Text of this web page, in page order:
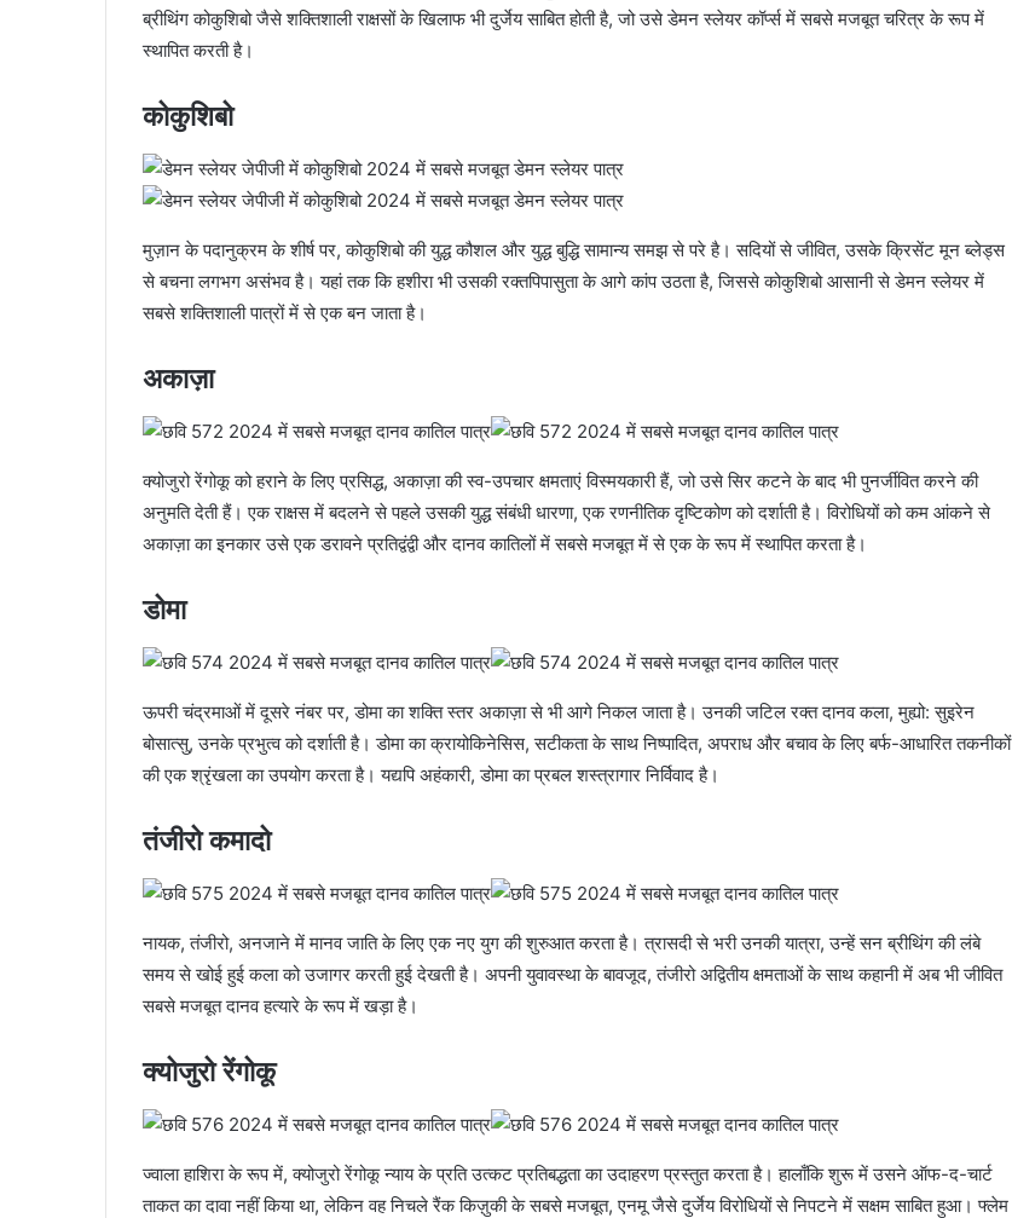
ब्रीथिंग कोकुशिबो जैसे शक्तिशाली राक्षसों के खिलाफ भी दुर्जेय साबित होती है, जो उसे डेमन स्लेयर कॉर्प्स में सबसे मजबूत चरित्र के रूप में
स्थापित करती है।
कोकुशिबो
मुज़ान के पदानुक्रम के शीर्ष पर, कोकुशिबो की युद्ध कौशल और युद्ध बुद्धि सामान्य समझ से परे है। सदियों से जीवित, उसके क्रिसेंट मून ब्लेड्स
से बचना लगभग असंभव है। यहां तक ​​कि हशीरा भी उसकी रक्तपिपासुता के आगे कांप उठता है, जिससे कोकुशिबो आसानी से डेमन स्लेयर में
सबसे शक्तिशाली पात्रों में से एक बन जाता है।
अकाज़ा
क्योजुरो रेंगोकू को हराने के लिए प्रसिद्ध, अकाज़ा की स्व-उपचार क्षमताएं विस्मयकारी हैं, जो उसे सिर कटने के बाद भी पुनर्जीवित करने की
अनुमति देती हैं। एक राक्षस में बदलने से पहले उसकी युद्ध संबंधी धारणा, एक रणनीतिक दृष्टिकोण को दर्शाती है। विरोधियों को कम आंकने से
अकाज़ा का इनकार उसे एक डरावने प्रतिद्वंद्वी और दानव कातिलों में सबसे मजबूत में से एक के रूप में स्थापित करता है।
डोमा
ऊपरी चंद्रमाओं में दूसरे नंबर पर, डोमा का शक्ति स्तर अकाज़ा से भी आगे निकल जाता है। उनकी जटिल रक्त दानव कला, मुह्यो: सुइरेन
बोसात्सु, उनके प्रभुत्व को दर्शाती है। डोमा का क्रायोकिनेसिस, सटीकता के साथ निष्पादित, अपराध और बचाव के लिए बर्फ-आधारित तकनीकों
की एक श्रृंखला का उपयोग करता है। यद्यपि अहंकारी, डोमा का प्रबल शस्त्रागार निर्विवाद है।
तंजीरो कमादो
नायक, तंजीरो, अनजाने में मानव जाति के लिए एक नए युग की शुरुआत करता है। त्रासदी से भरी उनकी यात्रा, उन्हें सन ब्रीथिंग की लंबे
समय से खोई हुई कला को उजागर करती हुई देखती है। अपनी युवावस्था के बावजूद, तंजीरो अद्वितीय क्षमताओं के साथ कहानी में अब भी जीवित
सबसे मजबूत दानव हत्यारे के रूप में खड़ा है।
क्योजुरो रेंगोकू
ज्वाला हाशिरा के रूप में, क्योजुरो रेंगोकू न्याय के प्रति उत्कट प्रतिबद्धता का उदाहरण प्रस्तुत करता है। हालाँकि शुरू में उसने ऑफ-द-चार्ट
ताकत का दावा नहीं किया था, लेकिन वह निचले रैंक किज़ुकी के सबसे मजबूत, एनमू जैसे दुर्जेय विरोधियों से निपटने में सक्षम साबित हुआ। फ्लेम